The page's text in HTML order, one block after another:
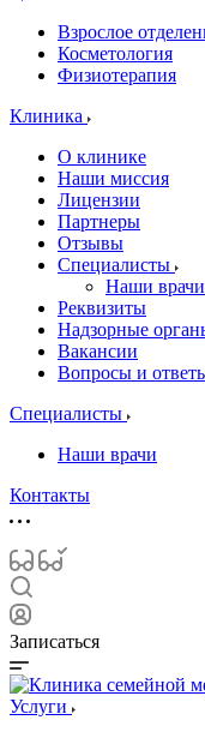
Взрослое
Косметология
Физиотерапия
Клиника
О клинике
Наши миссия
Лицензии
Партнеры
Отзывы
Специалисты
Наши врачи
Реквизиты
Надзорные
Вакансии
Вопросы и
Специалисты
Наши врачи
Контакты
Записаться
Услуги